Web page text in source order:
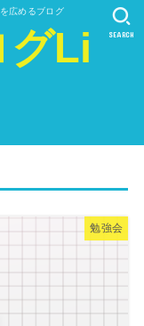
広めるブログ
グLi
SEARCH
勉強会